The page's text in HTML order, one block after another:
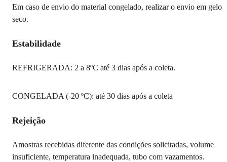
Em caso de envio do material congelado, realizar o envio em gelo
seco.
Estabilidade
REFRIGERADA: 2 a 8ºC até 3 dias após a coleta.
CONGELADA (-20 ºC): até 30 dias após a coleta
Rejeição
Amostras recebidas diferente das condições solicitadas, volume
insuficiente, temperatura inadequada, tubo com vazamentos.